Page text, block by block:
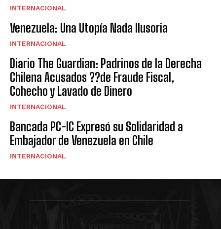
INTERNACIONAL
Venezuela: Una Utopía Nada Ilusoria
INTERNACIONAL
Diario The Guardian: Padrinos de la Derecha
Chilena Acusados ??de Fraude Fiscal,
Cohecho y Lavado de Dinero
INTERNACIONAL
Bancada PC-IC Expresó su Solidaridad a
Embajador de Venezuela en Chile
INTERNACIONAL